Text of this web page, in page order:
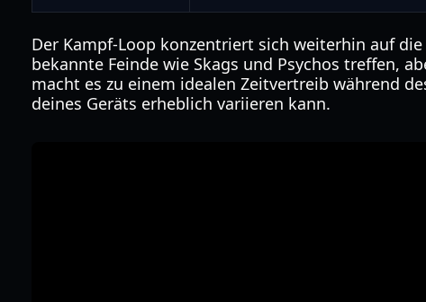
Der Kampf-Loop konzentriert sich weiterhin auf
bekannte Feinde wie Skags und Psychos treffen,
macht es zu einem idealen Zeitvertreib während
deines Geräts erheblich variieren kann.